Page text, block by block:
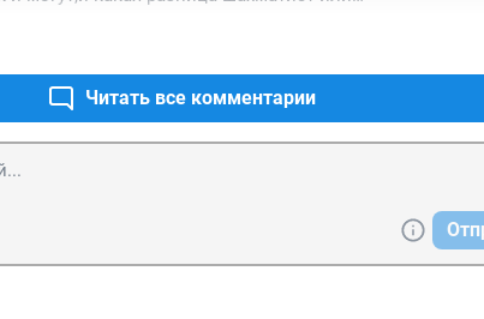
Читать все комментарии